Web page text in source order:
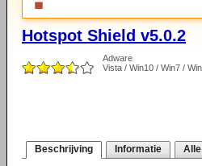
Hotspot Shield v5.0.2
Adware
Vista / Win10 / Win7 /
Beschrijving Informatie